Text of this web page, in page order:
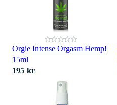
Orgie Intense Orgasm Hemp!
15ml
195 kr